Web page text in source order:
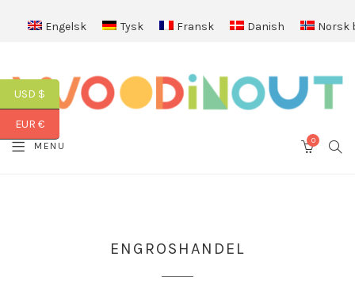
Engelsk Tysk Fransk Danish Norsk
MENU 0
ENGROSHANDEL
USD $
EUR €